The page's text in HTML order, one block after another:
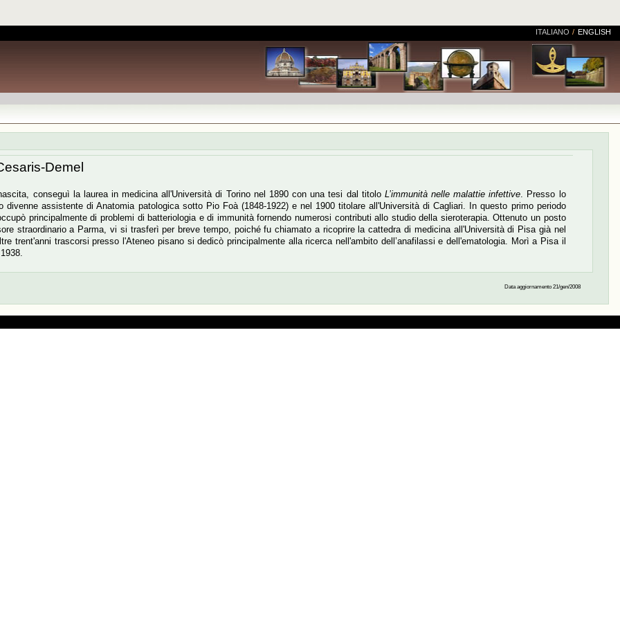
ITALIANO / ENGLISH
Demel
conseguì la laurea in medicina all'Università di Torino nel 1890 con una tesi dal titolo L’immunità nelle malattie infettive . Presso lo
divenne assistente di Anatomia patologica sotto Pio Foà (1848-1922) e nel 1900 titolare all'Università di Cagliari. In questo primo periodo
principalmente di problemi di batteriologia e di immunità fornendo numerosi contributi allo studio della sieroterapia. Ottenuto un posto
straordinario a Parma, vi si trasferì per breve tempo, poiché fu chiamato a ricoprire la cattedra di medicina all'Università di Pisa già nel
trent'anni trascorsi presso l'Ateneo pisano si dedicò principalmente alla ricerca nell'ambito dell’anafilassi e dell'ematologia. Morì a Pisa il
Data aggiornamento 21/gen/2008